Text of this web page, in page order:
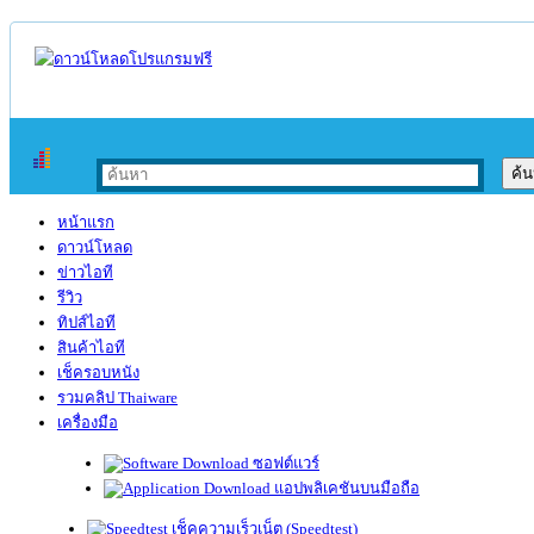
หน้าแรก
ดาวน์โหลด
ข่าวไอที
รีวิว
ทิปส์ไอที
สินค้าไอที
เช็ครอบหนัง
รวมคลิป Thaiware
เครื่องมือ
ซอฟต์แวร์
แอปพลิเคชันบนมือถือ
เช็คความเร็วเน็ต (Speedtest)